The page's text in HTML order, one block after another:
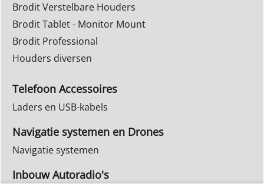
Brodit Verstelbare Houders
Brodit Tablet - Monitor Mount
Brodit Professional
Houders diversen
Telefoon Accessoires
Laders en USB-kabels
Navigatie systemen en Drones
Navigatie systemen
Inbouw Autoradio's